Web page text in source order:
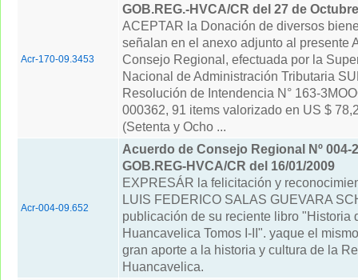
Acr-170-09.3453
GOB.REG.-HVCA/CR del 27 de
ACEPTAR la Donación de diversos
señalan en el anexo adjunto al presente
Consejo Regional, efectuada por la
Nacional de Administración Tributaria
Resolución de Intendencia N° 163-
000362, 91 items valorizado en US $
(Setenta y Ocho ...
Acr-004-09.652
Acuerdo de Consejo Regional Nº 004-
GOB.REG-HVCA/CR del 16/01/2009
EXPRESÁR la felicitación y
LUIS FEDERICO SALAS GUEVARA
publicación de su reciente libro "Historia
Huancavelica Tomos I-II". yaque el
gran aporte a la historia y cultura de la
Huancavelica.